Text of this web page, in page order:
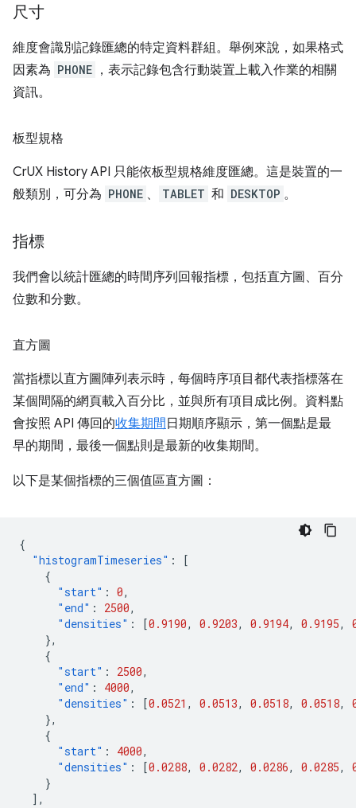
尺寸
維度會識別記錄匯總的特定資料群組。舉例來說，如果格式
因素為 PHONE ，表示記錄包含行動裝置上載入作業的相關
資訊。
板型規格
CrUX History API 只能依板型規格維度匯總。這是裝置的一
般類別，可分為 PHONE 、 TABLET 和 DESKTOP 。
指標
我們會以統計匯總的時間序列回報指標，包括直方圖、百分
位數和分數。
直方圖
當指標以直方圖陣列表示時，每個時序項目都代表指標落在
某個間隔的網頁載入百分比，並與所有項目成比例。資料點
會按照 API 傳回的收集期間 日期順序顯示，第一個點是最
早的期間，最後一個點則是最新的收集期間。
以下是某個指標的三個值區直方圖：
{
"histogramTimeseries" :
[
{
"start" : 0,
"end" : 2500,
"densities" : [0.9190, 0.9203, 0.9194, 0.9195,
},
{
"start" : 2500,
"end" : 4000,
"densities" : [0.0521 , 0.0513, 0.0518, 0.0518,
},
{
"start" : 4000,
"densities" : [0.0288, 0.0282, 0.0286, 0.0285,
}
],